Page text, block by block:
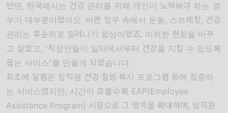
반면, 한국에서는 건강 관리를 위해 개인이 노력해야 하는 경
우가 대부분이었어요. 바쁜 업무 속에서 운동, 스트레칭, 건강
관리는 후순위로 밀려나기 쉽상이었죠. 이러한 현실을 바꾸
고 싶었고, "직장인들이 일터에서부터 건강을 지킬 수 있도록
돕는 서비스"를 만들게 되었습니다.
최초에 달램은 임직원 건강·힐링·복지 프로그램 등에 집중하
는 서비스였지만, 시간이 흐를수록 EAP(Employee
Assistance Program) 시장으로 그 영역을 확대하며, 임직원